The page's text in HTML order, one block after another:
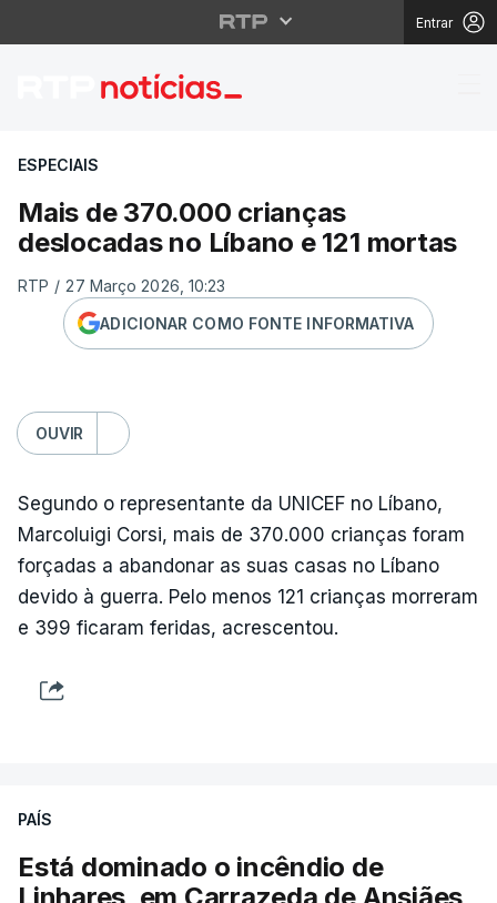
Entrar
Mais de 370.000
ESPECIAIS
Mais de 370.000 crianças
deslocadas no Líbano e 121 mortas
RTP / 27 Março 2026, 10:23
ADICIONAR COMO FONTE INFORMATIVA
OUVIR
Segundo o representante da UNICEF no Líbano,
Marcoluigi Corsi, mais de 370.000 crianças foram
forçadas a abandonar as suas casas no Líbano
devido à guerra. Pelo menos 121 crianças morreram
e 399 ficaram feridas, acrescentou.
PAÍS
Está dominado o incêndio de